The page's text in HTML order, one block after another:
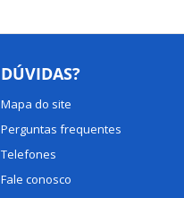
DÚVIDAS?
Mapa do site
Perguntas frequentes
Telefones
Fale conosco